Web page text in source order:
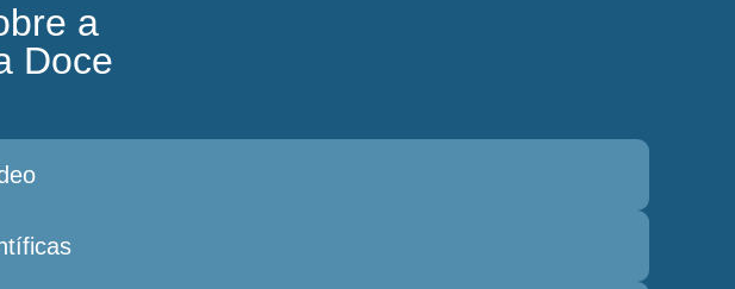
a
Doce